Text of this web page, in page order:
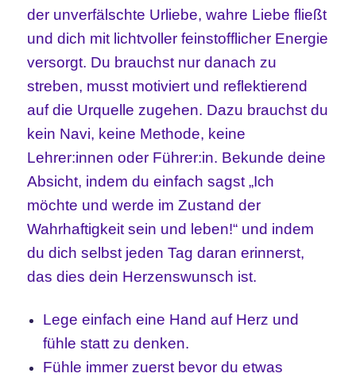
der unverfälschte Urliebe, wahre Liebe fließt
und dich mit lichtvoller feinstofflicher Energie
versorgt. Du brauchst nur danach zu
streben, musst motiviert und reflektierend
auf die Urquelle zugehen. Dazu brauchst du
kein Navi, keine Methode, keine
Lehrer:innen oder Führer:in. Bekunde deine
Absicht, indem du einfach sagst „Ich
möchte und werde im Zustand der
Wahrhaftigkeit sein und leben!“ und indem
du dich selbst jeden Tag daran erinnerst,
das dies dein Herzenswunsch ist.
Lege einfach eine Hand auf Herz und
fühle statt zu denken.
Fühle immer zuerst bevor du etwas